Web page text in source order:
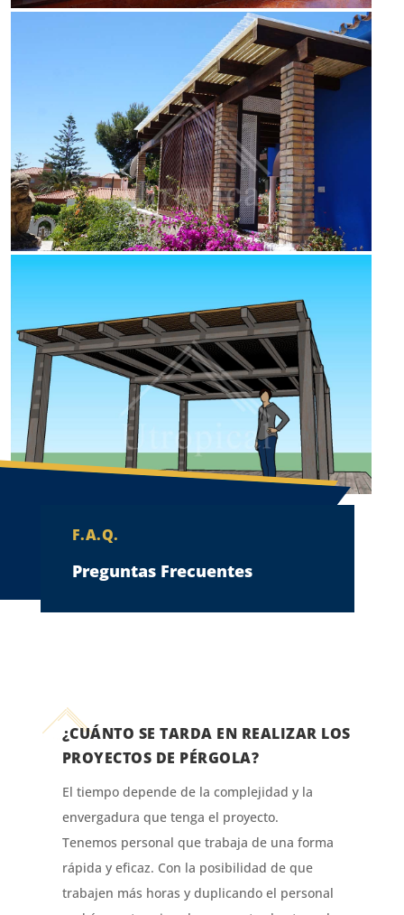
F.A.Q.
Preguntas Frecuentes
¿CUÁNTO SE TARDA EN REALIZAR LOS
PROYECTOS DE PÉRGOLA?
El tiempo depende de la complejidad y la
envergadura que tenga el proyecto.
Tenemos personal que trabaja de una forma
rápida y eficaz. Con la posibilidad de que
trabajen más horas y duplicando el personal